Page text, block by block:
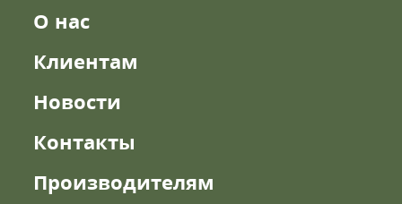
О нас
Клиентам
Новости
Контакты
Производителям